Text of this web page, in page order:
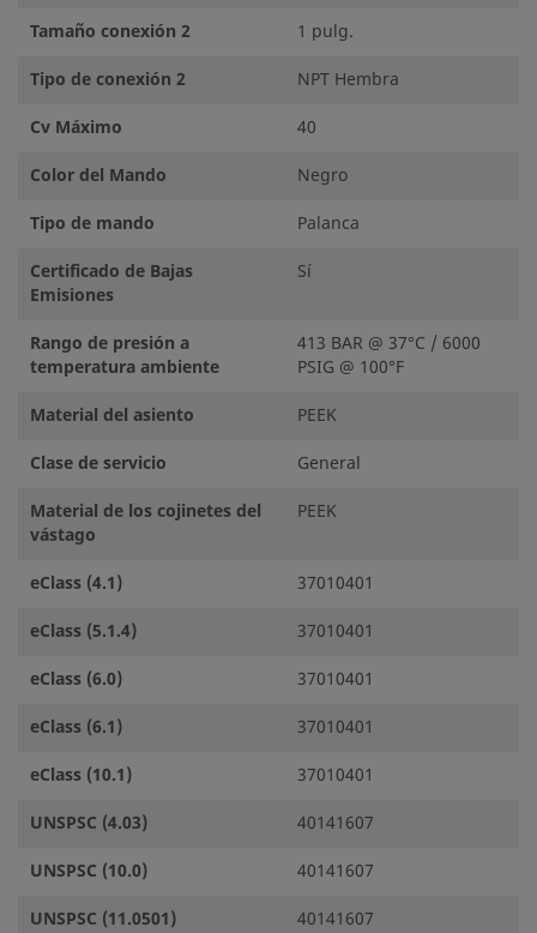
Tamaño conexión 2
1 pulg.
Tipo de conexión 2
NPT Hembra
Cv Máximo
40
Color del Mando
Negro
Tipo de mando
Palanca
Certificado de Bajas
Emisiones
Sí
Rango de presión a
temperatura ambiente
413 BAR @ 37°C / 6000
PSIG @ 100°F
Material del asiento
PEEK
Clase de servicio
General
Material de los cojinetes del
vástago
PEEK
eClass (4.1)
37010401
eClass (5.1.4)
37010401
eClass (6.0)
37010401
eClass (6.1)
37010401
eClass (10.1)
37010401
UNSPSC (4.03)
40141607
UNSPSC (10.0)
40141607
UNSPSC (11.0501)
40141607